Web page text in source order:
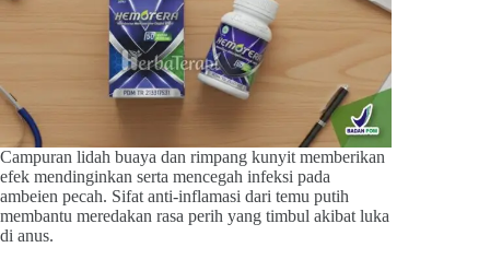
Campuran lidah buaya dan rimpang kunyit memberikan
efek mendinginkan serta mencegah infeksi pada
ambeien pecah. Sifat anti-inflamasi dari temu putih
membantu meredakan rasa perih yang timbul akibat luka
di anus.